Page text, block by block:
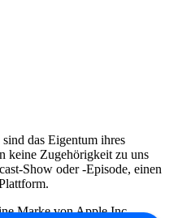
das Eigentum ihres
keine Zugehörigkeit zu uns
Show oder -Episode, einen
Marke von Apple Inc.,